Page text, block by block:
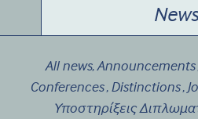
News
All news,Announcements
Conferences, Distinctions,
Υποστηρίξεις